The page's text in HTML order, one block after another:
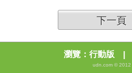
下一頁
瀏覽： 行動版 |
udn.com © 2012